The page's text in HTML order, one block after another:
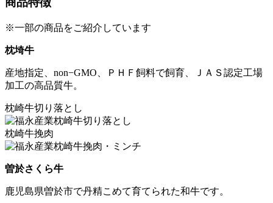
※一部の商品をご紹介しています
枕埼牛
産地指定、non−GMO、ＰＨＦ飼料で飼育、ＪＡＳ認定工場
加工の高品質牛。
枕崎牛切り落とし
枕崎牛挽肉
曽於さくら牛
鹿児島県曽於市で丹精こめて育てられた和牛です。